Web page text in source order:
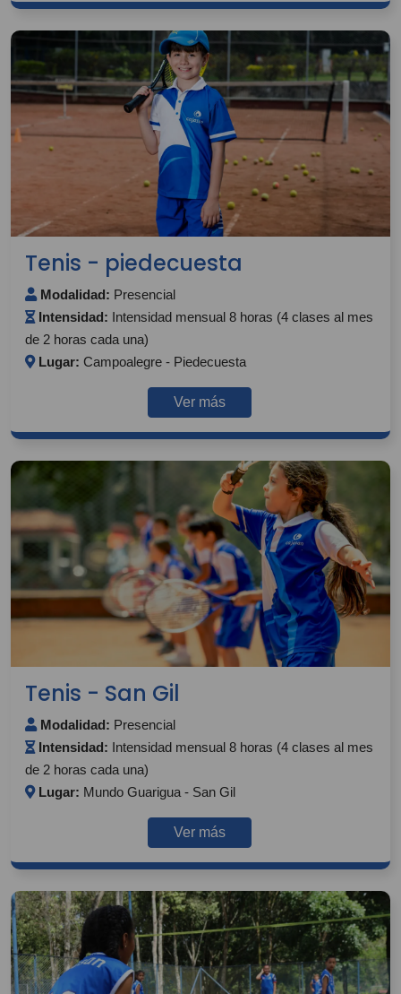
Tenis - piedecuesta
Modalidad: Presencial
Intensidad: Intensidad mensual 8 horas (4 clases al mes
de 2 horas cada una)
Lugar: Campoalegre - Piedecuesta
Ver más
Tenis - San Gil
Modalidad: Presencial
Intensidad: Intensidad mensual 8 horas (4 clases al mes
de 2 horas cada una)
Lugar: Mundo Guarigua - San Gil
Ver más